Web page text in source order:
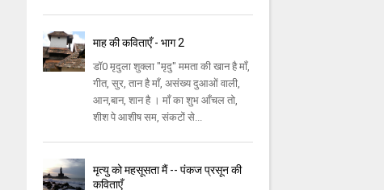
माह की कविताएँ - भाग 2
डॉ0 मृदुला शुक्ला "मृदु" ममता की खान है माँ,
गीत, सुर, तान है माँ, असंख्य दुआओं वाली,
आन,बान, शान है । माँ का शुभ आँचल तो,
शीश पे आशीष सम, संकटों से...
मृत्यु को महसूसता मैं -- पंकज प्रसून की
कविताएँ